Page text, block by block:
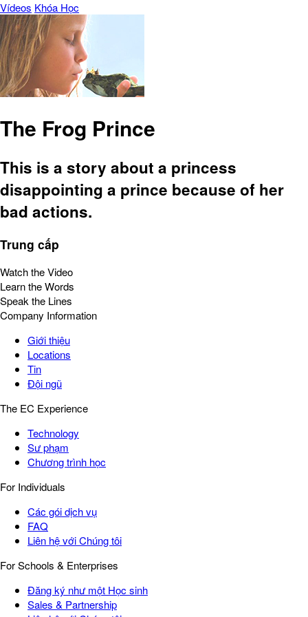
Vídeos Khóa Học
The Frog Prince
This is a story about a princess
disappointing a prince because of her
bad actions.
Trung cấp
Watch the Video
Learn the Words
Speak the Lines
Company Information
Giới thiệu
Locations
Tin
Đội ngũ
The EC Experience
Technology
Sư phạm
Chương trình học
For Individuals
Các gói dịch vụ
FAQ
Liên hệ với Chúng tôi
For Schools & Enterprises
Đăng ký như một Học sinh
Sales & Partnership